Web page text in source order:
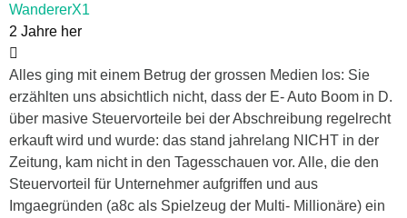
WandererX1
2 Jahre her
Alles ging mit einem Betrug der grossen Medien los: Sie
erzählten uns absichtlich nicht, dass der E- Auto Boom in D.
über masive Steuervorteile bei der Abschreibung regelrecht
erkauft wird und wurde: das stand jahrelang NICHT in der
Zeitung, kam nicht in den Tagesschauen vor. Alle, die den
Steuervorteil für Unternehmer aufgriffen und aus
Imgaegründen (a8c als Spielzeug der Multi- Millionäre) ein